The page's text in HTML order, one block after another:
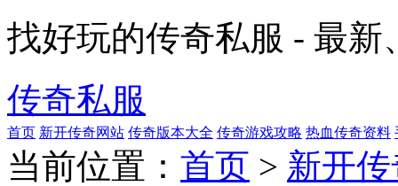
找好玩的传奇私服 - 最
传奇私服
首页 新开传奇网站 传奇版本大全 传奇游戏攻略 热血传奇资料
当前位置： 首页 > 新开